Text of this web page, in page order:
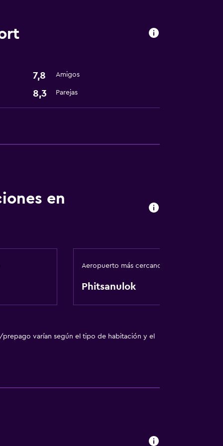
7,8 Amigos
8,3 Parejas
en
Aeropuerto más cercano
Phitsanulok
prepago varían según el tipo de habitación y el